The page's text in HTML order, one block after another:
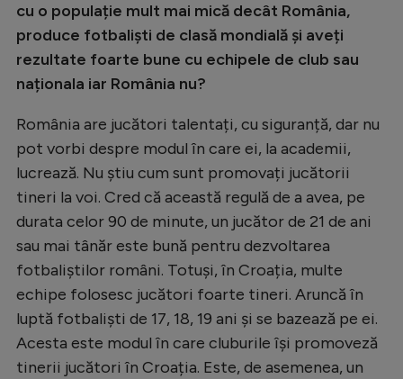
cu o populație mult mai mică decât România,
produce fotbaliști de clasă mondială și aveți
rezultate foarte bune cu echipele de club sau
naționala iar România nu?
România are jucători talentați, cu siguranță, dar nu
pot vorbi despre modul în care ei, la academii,
lucrează. Nu știu cum sunt promovați jucătorii
tineri la voi. Cred că această regulă de a avea, pe
durata celor 90 de minute, un jucător de 21 de ani
sau mai tânăr este bună pentru dezvoltarea
fotbaliștilor români. Totuși, în Croația, multe
echipe folosesc jucători foarte tineri. Aruncă în
luptă fotbaliști de 17, 18, 19 ani și se bazează pe ei.
Acesta este modul în care cluburile își promoveză
tinerii jucători în Croația. Este, de asemenea, un